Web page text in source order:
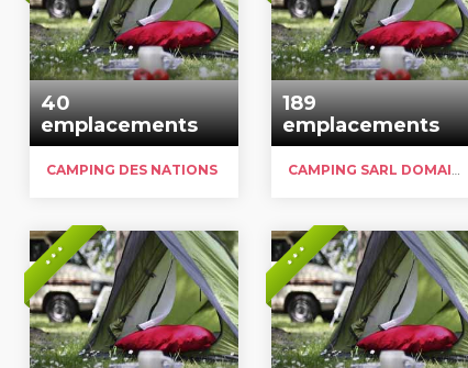
40
emplacements
CAMPING DES NATIONS
189
emplacements
CAMPING SARL DOMAINE DE L’OURSIERE
* * * * * *